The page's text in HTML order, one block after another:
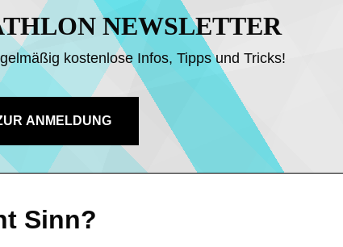
NEWSLETTER
kostenlose Infos, Tipps und Tricks!
ANMELDUNG
Sinn?